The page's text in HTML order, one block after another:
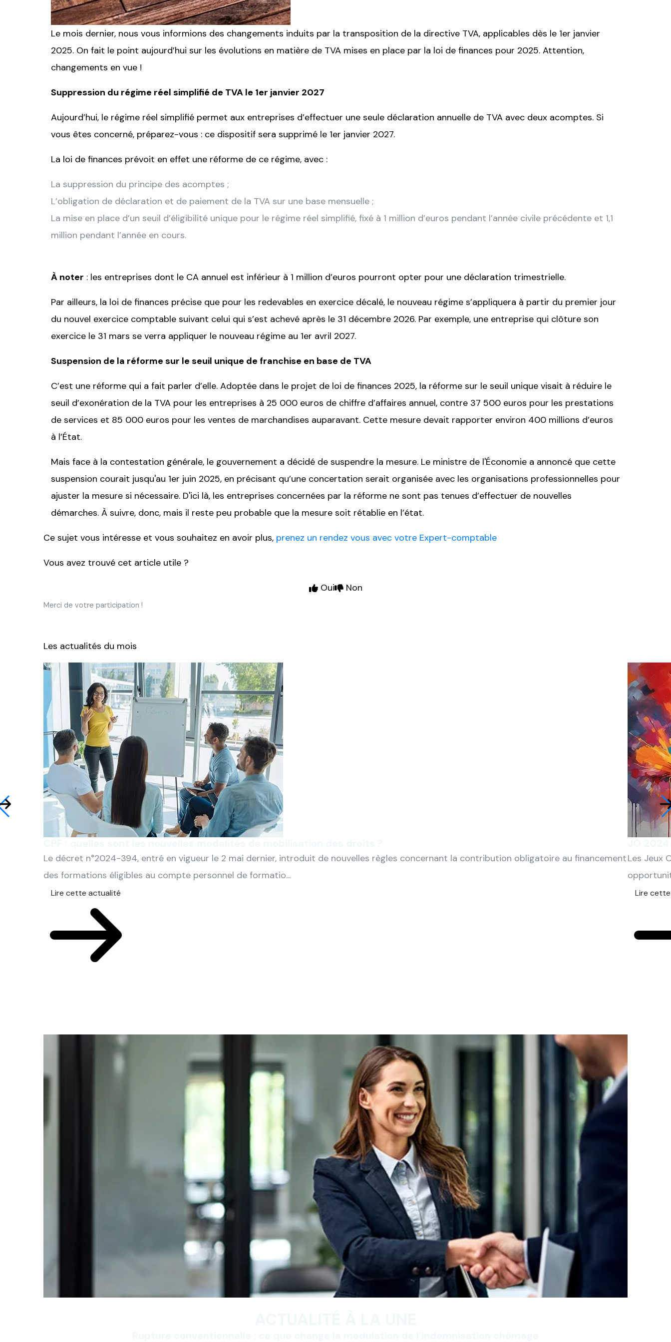
Le mois dernier, nous vous informions des changements induits par la transposition de la directive TVA, applicables dès le 1er janvier
2025. On fait le point aujourd’hui sur les évolutions en matière de TVA mises en place par la loi de finances pour 2025. Attention,
changements en vue !
Suppression du régime réel simplifié de TVA le 1er janvier 2027
Aujourd’hui, le régime réel simplifié permet aux entreprises d’effectuer une seule déclaration annuelle de TVA avec deux acomptes. Si
vous êtes concerné, préparez-vous : ce dispositif sera supprimé le 1er janvier 2027.
La loi de finances prévoit en effet une réforme de ce régime, avec :
La suppression du principe des acomptes ;
L’obligation de déclaration et de paiement de la TVA sur une base mensuelle ;
La mise en place d’un seuil d’éligibilité unique pour le régime réel simplifié, fixé à 1 million d’euros pendant l’année civile précédente et 1,1
million pendant l’année en cours.
À noter : les entreprises dont le CA annuel est inférieur à 1 million d’euros pourront opter pour une déclaration trimestrielle.
Par ailleurs, la loi de finances précise que pour les redevables en exercice décalé, le nouveau régime s’appliquera à partir du premier jour
du nouvel exercice comptable suivant celui qui s’est achevé après le 31 décembre 2026. Par exemple, une entreprise qui clôture son
exercice le 31 mars se verra appliquer le nouveau régime au 1er avril 2027.
Suspension de la réforme sur le seuil unique de franchise en base de TVA
C’est une réforme qui a fait parler d’elle. Adoptée dans le projet de loi de finances 2025, la réforme sur le seuil unique visait à réduire le
seuil d’exonération de la TVA pour les entreprises à 25 000 euros de chiffre d’affaires annuel, contre 37 500 euros pour les prestations
de services et 85 000 euros pour les ventes de marchandises auparavant. Cette mesure devait rapporter environ 400 millions d’euros
à l’État.
Mais face à la contestation générale, le gouvernement a décidé de suspendre la mesure. Le ministre de l'Économie a annoncé que cette
suspension courait jusqu'au 1er juin 2025, en précisant qu’une concertation serait organisée avec les organisations professionnelles pour
ajuster la mesure si nécessaire. D'ici là, les entreprises concernées par la réforme ne sont pas tenues d’effectuer de nouvelles
démarches. À suivre, donc, mais il reste peu probable que la mesure soit rétablie en l’état.
Ce sujet vous intéresse et vous souhaitez en avoir plus, prenez un rendez vous avec votre Expert-comptable
Vous avez trouvé cet article utile ?
Oui Non
Merci de votre participation !
Les actualités du mois
Le décret n°2024-394, entré en vigueur le 2 mai dernier, introduit de nouvelles règles concernant la contribution obligatoire au financement
des formations éligibles au compte personnel de formatio...
Lire cette actualité
Les Jeux
Lire